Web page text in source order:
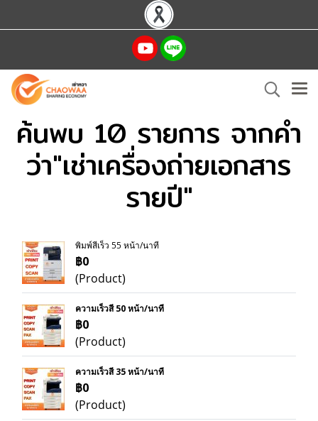
ค้นพบ 10 รายการ จากคำ
ว่า"เช่าเครื่องถ่ายเอกสาร
รายปี"
พิมพ์สีเร็ว 55 หน้า/นาที
฿0
(Product)
ความเร็วสี 50 หน้า/นาที
฿0
(Product)
ความเร็วสี 35 หน้า/นาที
฿0
(Product)